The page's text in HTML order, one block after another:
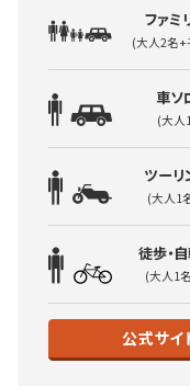
ファミ
(大人2名
車ソ
(大人
ツーリ
(大人1
徒歩・
(大人1
公式サイ